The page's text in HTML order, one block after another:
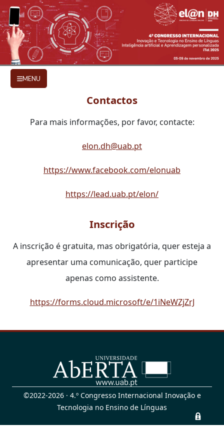
Ir para o conteúdo principal
CONTACTOS E INSCRIÇÃO
MENU
Contactos
Para mais informações, por favor, contacte:
elon.dh@uab.pt
https://www.facebook.com/elonuab
https://lead.uab.pt/elon/
Inscrição
A inscrição é gratuita, mas obrigatória, quer esteja a
apresentar uma comunicação, quer participe
apenas como assistente.
https://forms.cloud.microsoft/e/1iNeWZjZrJ
©2022-2026 · 4.º Congresso Internacional Inovação e
Tecnologia no Ensino de Línguas